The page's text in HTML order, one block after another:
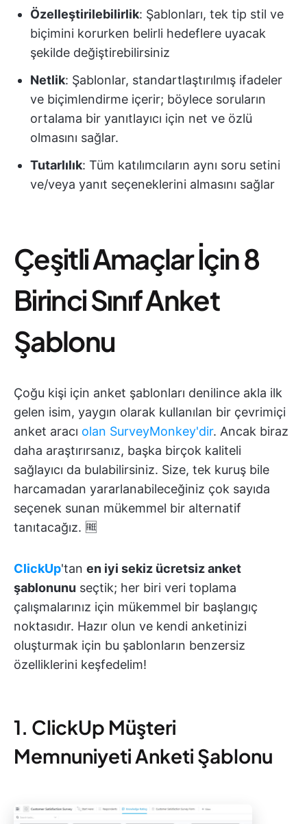
Özelleştirilebilirlik: Şablonları, tek tip stil ve
biçimini korurken belirli hedeflere uyacak
şekilde değiştirebilirsiniz
Netlik: Şablonlar, standartlaştırılmış ifadeler
ve biçimlendirme içerir; böylece soruların
ortalama bir yanıtlayıcı için net ve özlü
olmasını sağlar.
Tutarlılık: Tüm katılımcıların aynı soru setini
ve/veya yanıt seçeneklerini almasını sağlar
Çeşitli Amaçlar İçin 8
Birinci Sınıf Anket
Şablonu
Çoğu kişi için anket şablonları denilince akla ilk
gelen isim, yaygın olarak kullanılan bir çevrimiçi
anket aracı olan SurveyMonkey'dir. Ancak biraz
daha araştırırsanız, başka birçok kaliteli
sağlayıcı da bulabilirsiniz. Size, tek kuruş bile
harcamadan yararlanabileceğiniz çok sayıda
seçenek sunan mükemmel bir alternatif
tanıtacağız. 🆓
ClickUp'tan en iyi sekiz ücretsiz anket
şablonunu seçtik; her biri veri toplama
çalışmalarınız için mükemmel bir başlangıç
noktasıdır. Hazır olun ve kendi anketinizi
oluşturmak için bu şablonların benzersiz
özelliklerini keşfedelim!
1. ClickUp Müşteri
Memnuniyeti Anketi Şablonu